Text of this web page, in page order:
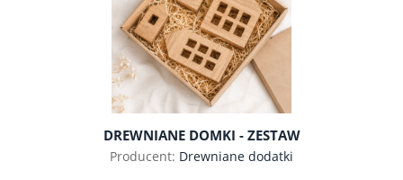
DREWNIANE DOMKI - ZESTAW
Producent: Drewniane dodatki